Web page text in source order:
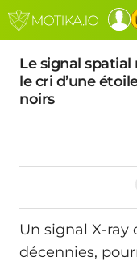
Le signal
le cri d’une
noirs
Un signal
décennies,